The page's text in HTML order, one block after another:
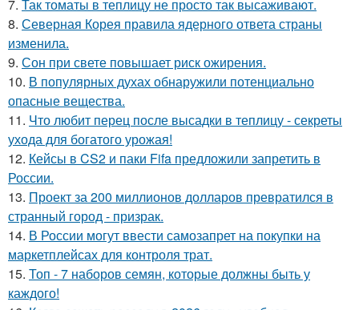
7. Так томаты в теплицу не просто так высаживают.
8. Северная Корея правила ядерного ответа страны
изменила.
9. Сон при свете повышает риск ожирения.
10. В популярных духах обнаружили потенциально
опасные вещества.
11. Что любит перец после высадки в теплицу - секреты
ухода для богатого урожая!
12. Кейсы в CS2 и паки Fifa предложили запретить в
России.
13. Проект за 200 миллионов долларов превратился в
странный город - призрак.
14. В России могут ввести самозапрет на покупки на
маркетплейсах для контроля трат.
15. Топ - 7 наборов семян, которые должны быть у
каждого!